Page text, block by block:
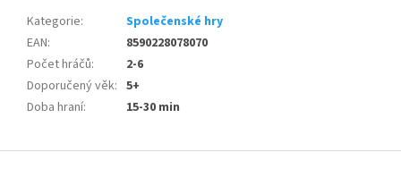
Kategorie:
Společenské hry
EAN:
8590228078070
Počet hráčů:
2-6
Doporučený věk: 5+
Doba hraní: 15-30 min